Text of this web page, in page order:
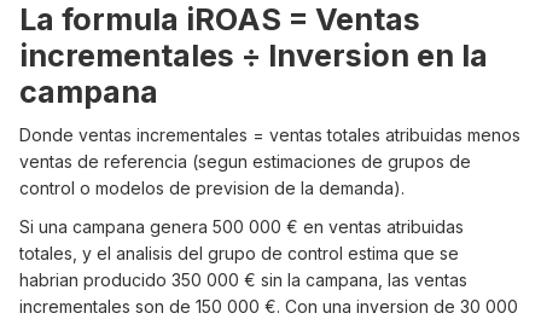
La formula iROAS = Ventas
incrementales ÷ Inversion en la
campana
Donde ventas incrementales = ventas totales atribuidas menos
ventas de referencia (segun estimaciones de grupos de
control o modelos de prevision de la demanda).
Si una campana genera 500 000 € en ventas atribuidas
totales, y el analisis del grupo de control estima que se
habrian producido 350 000 € sin la campana, las ventas
incrementales son de 150 000 €. Con una inversion de 30 000